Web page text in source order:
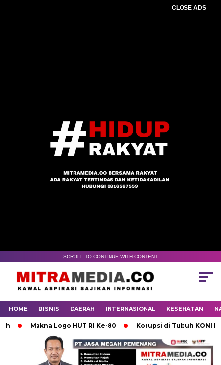
CLOSE ADS
SCROLL TO CONTINUE WITH CONTENT
HOME BISNIS DAERAH INTERNASIONAL KESEHATAN
Makna Logo HUT RI Ke-80 Korupsi di Tubuh KONI